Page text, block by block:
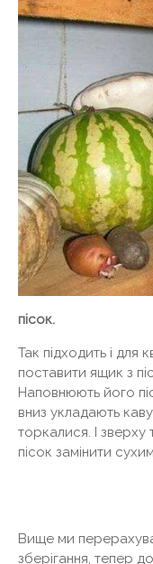
пісок.
Так підходить і для
поставити ящик з
Наповнюють його
вниз укладають
торкалися. І
пісок замінити
Вище ми
зберігання, тепер